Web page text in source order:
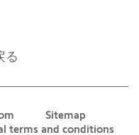
る
Sitemap
terms and conditions